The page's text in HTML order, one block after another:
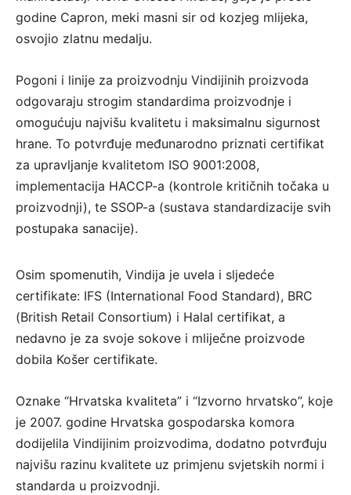
godine Capron, meki masni sir od kozjeg mlijeka,
osvojio zlatnu medalju.
Pogoni i linije za proizvodnju Vindijinih proizvoda
odgovaraju strogim standardima proizvodnje i
omogućuju najvišu kvalitetu i maksimalnu sigurnost
hrane. To potvrđuje međunarodno priznati certifikat
za upravljanje kvalitetom ISO 9001:2008,
implementacija HACCP-a (kontrole kritičnih točaka u
proizvodnji), te SSOP-a (sustava standardizacije svih
postupaka sanacije).
Osim spomenutih, Vindija je uvela i sljedeće
certifikate: IFS (International Food Standard), BRC
(British Retail Consortium) i Halal certifikat, a
nedavno je za svoje sokove i mliječne proizvode
dobila Košer certifikate.
Oznake “Hrvatska kvaliteta” i “Izvorno hrvatsko”, koje
je 2007. godine Hrvatska gospodarska komora
dodijelila Vindijinim proizvodima, dodatno potvrđuju
najvišu razinu kvalitete uz primjenu svjetskih normi i
standarda u proizvodnji.